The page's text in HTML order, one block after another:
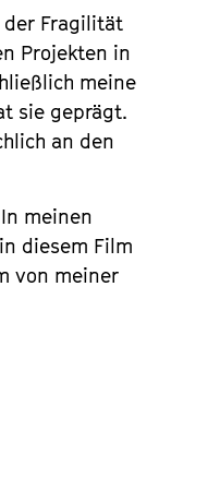
der Fragilität
Projekten in
meine
sie geprägt.
an den
meinen
diesem Film
von meiner